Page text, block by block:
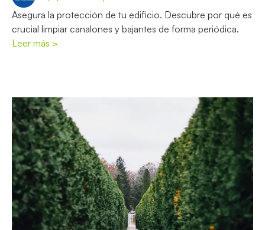
Asegura la protección de tu edificio. Descubre por qué es
crucial limpiar canalones y bajantes de forma periódica.
Leer más >